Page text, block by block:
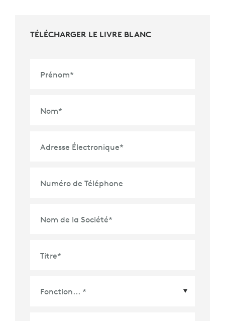
TÉLÉCHARGER LE LIVRE BLANC
Prénom*
Nom*
Adresse Électronique*
Numéro de Téléphone
Nom de la Société*
Titre*